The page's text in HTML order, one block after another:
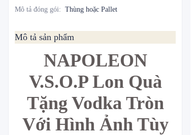
Mô tả đóng gói: Thùng hoặc Pallet
Mô tả sản phẩm
NAPOLEON
V.S.O.P Lon Quà
Tặng Vodka Tròn
Với Hình Ảnh Tùy